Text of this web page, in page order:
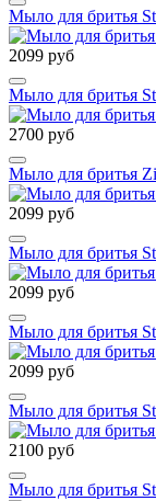
Мыло для бритья
2099 руб
Мыло для бритья
2700 руб
Мыло для бритья
2099 руб
Мыло для бритья
2099 руб
Мыло для бритья
2099 руб
Мыло для бритья
2100 руб
Мыло для бритья